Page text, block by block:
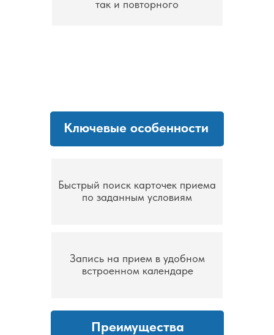
Быстрый поиск карточек приема
по заданным условиям
Запись на прием в удобном
встроенном календаре
Ключевые особенности
так и повторного
Преимущества